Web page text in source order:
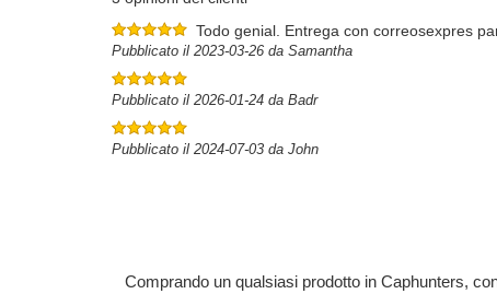
Todo genial. Entrega con correosexpres
Pubblicato il 2023-03-26 da Samantha
Pubblicato il 2026-01-24 da Badr
Pubblicato il 2024-07-03 da John
Comprando un qualsiasi prodotto in Caphunters,